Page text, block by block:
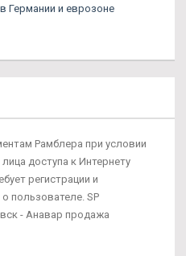
Германии и еврозоне
Рамблера при условии
доступа к Интернету
регистрации и
пользователе. SP
- Анавар продажа